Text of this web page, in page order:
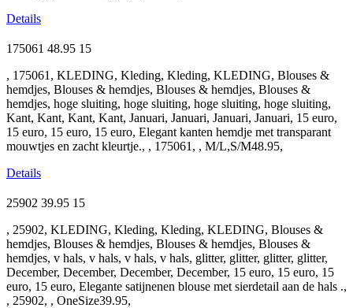
Details
175061 48.95 15
, 175061, KLEDING, Kleding, Kleding, KLEDING, Blouses &
hemdjes, Blouses & hemdjes, Blouses & hemdjes, Blouses &
hemdjes, hoge sluiting, hoge sluiting, hoge sluiting, hoge sluiting,
Kant, Kant, Kant, Kant, Januari, Januari, Januari, Januari, 15 euro,
15 euro, 15 euro, 15 euro, Elegant kanten hemdje met transparant
mouwtjes en zacht kleurtje., , 175061, , M/L,S/M48.95,
Details
25902 39.95 15
, 25902, KLEDING, Kleding, Kleding, KLEDING, Blouses &
hemdjes, Blouses & hemdjes, Blouses & hemdjes, Blouses &
hemdjes, v hals, v hals, v hals, v hals, glitter, glitter, glitter, glitter,
December, December, December, December, 15 euro, 15 euro, 15
euro, 15 euro, Elegante satijnenen blouse met sierdetail aan de hals .,
, 25902, , OneSize39.95,